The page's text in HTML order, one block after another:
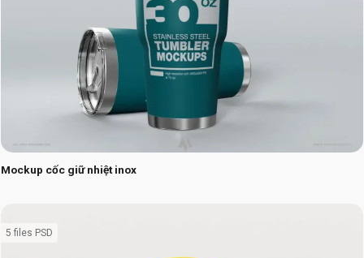
Mockup cốc giữ nhiệt inox
5 files PSD